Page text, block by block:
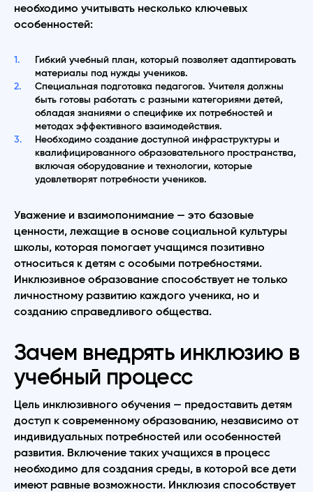
необходимо учитывать несколько ключевых
особенностей:
Гибкий учебный план, который позволяет адаптировать
материалы под нужды учеников.
Специальная подготовка педагогов. Учителя должны
быть готовы работать с разными категориями детей,
обладая знаниями о специфике их потребностей и
методах эффективного взаимодействия.
Необходимо создание доступной инфраструктуры и
квалифицированного образовательного пространства,
включая оборудование и технологии, которые
удовлетворят потребности учеников.
Уважение и взаимопонимание — это базовые
ценности, лежащие в основе социальной культуры
школы, которая помогает учащимся позитивно
относиться к детям с особыми потребностями.
Инклюзивное образование способствует не только
личностному развитию каждого ученика, но и
созданию справедливого общества.
Зачем внедрять инклюзию в
учебный процесс
Цель инклюзивного обучения — предоставить детям
доступ к современному образованию, независимо от
индивидуальных потребностей или особенностей
развития. Включение таких учащихся в процесс
необходимо для создания среды, в которой все дети
имеют равные возможности. Инклюзия способствует